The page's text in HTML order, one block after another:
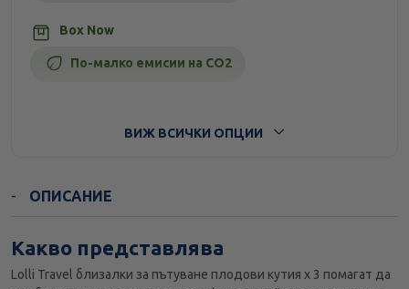
Box Now
По-малко емисии на CO2
ВИЖ ВСИЧКИ ОПЦИИ
ОПИСАНИЕ
Какво представлява
Lolli Travel близалки за пътуване плодови кутия х 3 помагат да